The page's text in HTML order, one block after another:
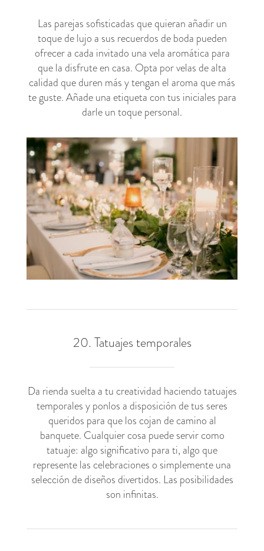
Las parejas sofisticadas que quieran añadir un
toque de lujo a sus recuerdos de boda pueden
ofrecer a cada invitado una vela aromática para
que la disfrute en casa. Opta por velas de alta
calidad que duren más y tengan el aroma que más
te guste. Añade una etiqueta con tus iniciales para
darle un toque personal.
20. Tatuajes temporales
Da rienda suelta a tu creatividad haciendo tatuajes
temporales y ponlos a disposición de tus seres
queridos para que los cojan de camino al
banquete. Cualquier cosa puede servir como
tatuaje: algo significativo para ti, algo que
represente las celebraciones o simplemente una
selección de diseños divertidos. Las posibilidades
son infinitas.